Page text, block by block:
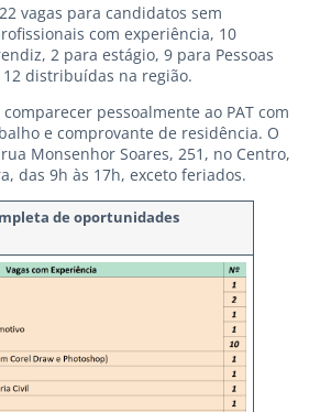
vagas para candidatos sem
com experiência, 10
2 para estágio, 9 para Pessoas
12 distribuídas na região.
pessoalmente ao PAT com
e comprovante de residência. O
Monsenhor Soares, 251, no Centro,
das 9h às 17h, exceto feriados.
de oportunidades